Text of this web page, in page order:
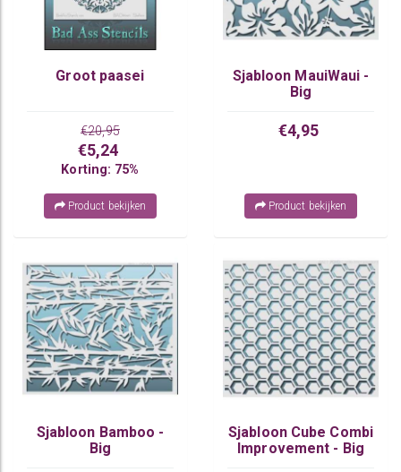
Groot paasei
€20,95
€5,24
Korting: 75%
Product bekijken
Sjabloon MauiWaui -
Big
€4,95
Product bekijken
Sjabloon Bamboo -
Big
Sjabloon Cube Combi
Improvement - Big